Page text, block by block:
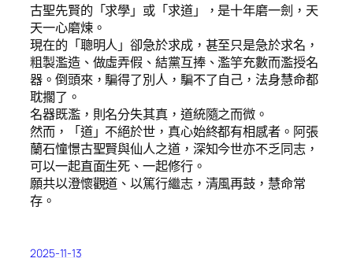
古聖先賢的「求學」或「求道」，是十年磨一劍，天
天一心磨煉。
現在的「聰明人」卻急於求成，甚至只是急於求名，
粗製濫造、做虛弄假、結黨互捧、濫竽充數而濫授名
器。倒頭來，騙得了別人，騙不了自己，法身慧命都
耽擱了。
名器既濫，則名分失其真，道統隨之而微。
然而，「道」不絕於世，真心始終都有相感者。阿張
蘭石憧憬古聖賢與仙人之道，深知今世亦不乏同志，
可以一起直面生死、一起修行。
願共以澄懷觀道、以篤行繼志，清風再鼓，慧命常
存。
2025-11-13